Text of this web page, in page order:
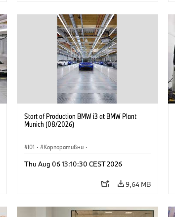
Start of Production BMW i3 at BMW Plant
Munich (08/2026)
I01 · Корпоративни ·
Локации
Thu Aug 06 13:10:30 CEST 2026
9,64 MB